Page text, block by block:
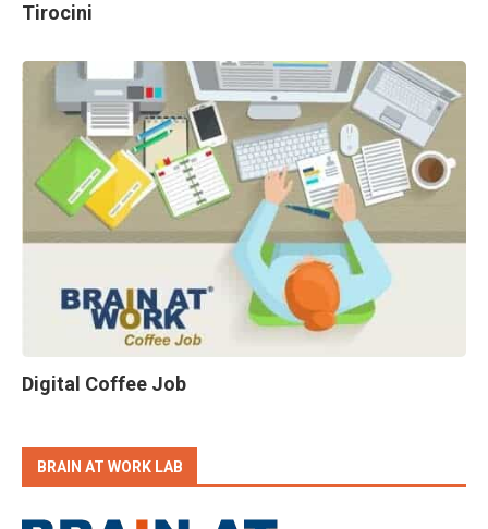
Tirocini
Digital Coffee Job
BRAIN AT WORK LAB